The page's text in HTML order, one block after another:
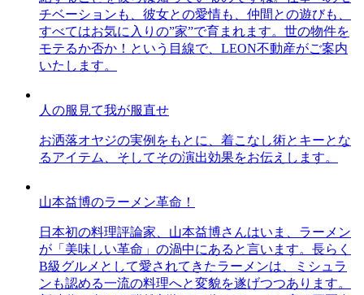
チベーションも、彼女との愛情も、仲間との遊びも、
すべてはお気に入りの”家”で育まれます。世の物件を
モテるか否か！という目線で、LEON不動産がご案内
いたします。
人の服見て我が服直せ
お洒落オヤジの実例をもとに、着こなし術とキーとな
るアイテム、そしてその演出効果をお伝えします。
山本益博のラーメン革命！
日本初の料理評論家、山本益博さんはいま、ラーメン
が「美味しい革命」の渦中にあると言います。長らく
B級グルメとして愛されてきたラーメンは、ミシュラ
ンも認める一流の料理へと変貌を遂げつつあります。